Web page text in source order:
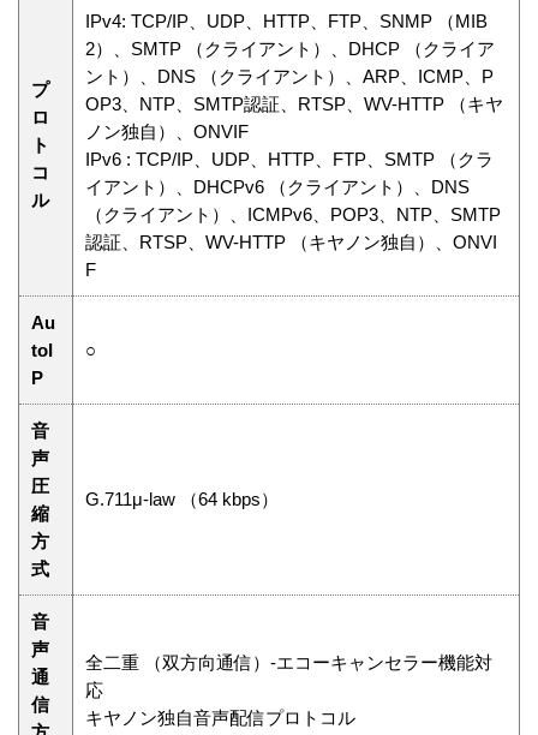
プ
ロ
ト
コ
ル
IPv4: TCP/IP、UDP、HTTP、FTP、SNMP （MIB
2）、SMTP （クライアント）、DHCP （クライア
ント）、DNS （クライアント）、ARP、ICMP、P
OP3、NTP、SMTP認証、RTSP、WV-HTTP （キヤ
ノン独自）、ONVIF
IPv6 : TCP/IP、UDP、HTTP、FTP、SMTP （クラ
イアント）、DHCPv6 （クライアント）、DNS
（クライアント）、ICMPv6、POP3、NTP、SMTP
認証、RTSP、WV-HTTP （キヤノン独自）、ONVI
F
Au
toI
P
○
音
声
圧
縮
方
式
G.711μ-law （64 kbps）
音
声
通
信
全二重 （双方向通信）-エコーキャンセラー機能対
応
キヤノン独自音声配信プロトコル